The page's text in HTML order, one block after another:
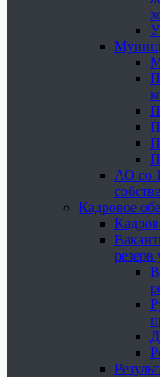
АО со
Кадровое
резерв